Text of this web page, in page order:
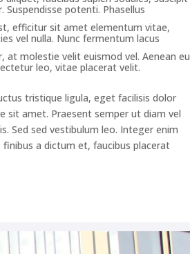
Suspendisse potenti. Phasellus
efficitur sit amet elementum vitae,
vel nulla. Nunc fermentum lacus
at molestie velit euismod vel. Aenean eu
leo, vitae placerat velit.
tristique ligula, eget facilisis dolor
sit amet. Praesent semper ut diam vel
Sed sed vestibulum leo. Integer enim
a dictum et, faucibus placerat